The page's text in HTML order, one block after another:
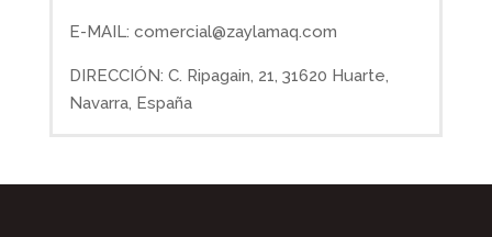
E-MAIL: comercial@zaylamaq.com
DIRECCIÓN: C. Ripagain, 21, 31620 Huarte,
Navarra, España